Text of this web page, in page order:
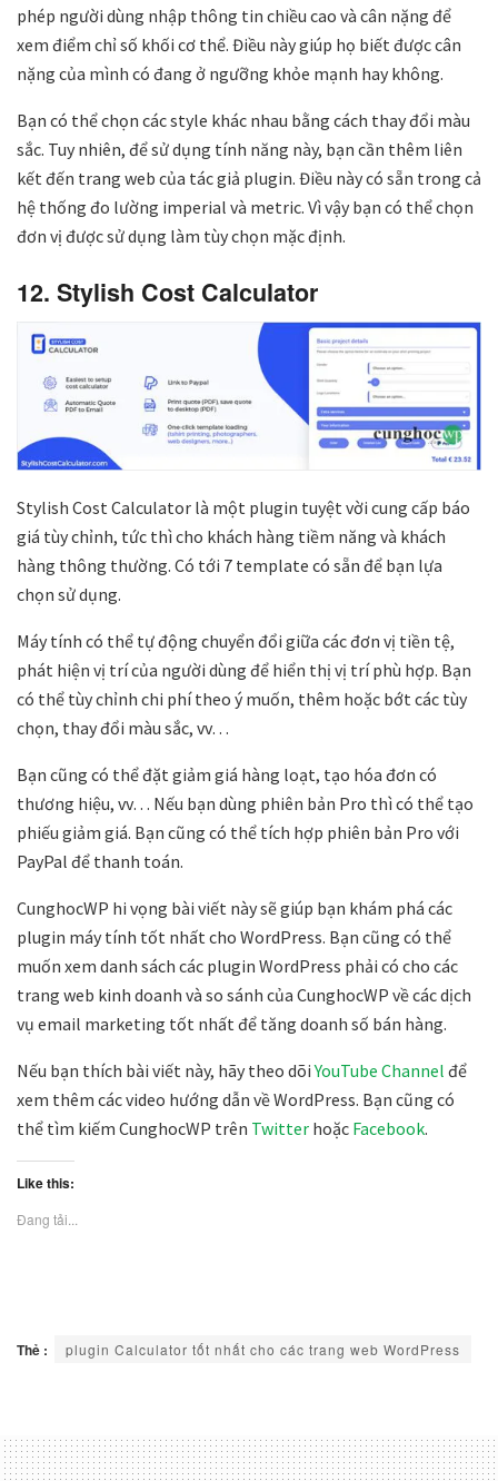
phép người dùng nhập thông tin chiều cao và cân nặng để
xem điểm chỉ số khối cơ thể. Điều này giúp họ biết được cân
nặng của mình có đang ở ngưỡng khỏe mạnh hay không.
Bạn có thể chọn các style khác nhau bằng cách thay đổi màu
sắc. Tuy nhiên, để sử dụng tính năng này, bạn cần thêm liên
kết đến trang web của tác giả plugin. Điều này có sẵn trong cả
hệ thống đo lường imperial và metric. Vì vậy bạn có thể chọn
đơn vị được sử dụng làm tùy chọn mặc định.
12. Stylish Cost Calculator
Stylish Cost Calculator là một plugin tuyệt vời cung cấp báo
giá tùy chỉnh, tức thì cho khách hàng tiềm năng và khách
hàng thông thường. Có tới 7 template có sẵn để bạn lựa
chọn sử dụng.
Máy tính có thể tự động chuyển đổi giữa các đơn vị tiền tệ,
phát hiện vị trí của người dùng để hiển thị vị trí phù hợp. Bạn
có thể tùy chỉnh chi phí theo ý muốn, thêm hoặc bớt các tùy
chọn, thay đổi màu sắc, vv…
Bạn cũng có thể đặt giảm giá hàng loạt, tạo hóa đơn có
thương hiệu, vv… Nếu bạn dùng phiên bản Pro thì có thể tạo
phiếu giảm giá. Bạn cũng có thể tích hợp phiên bản Pro với
PayPal để thanh toán.
CunghocWP hi vọng bài viết này sẽ giúp bạn khám phá các
plugin máy tính tốt nhất cho WordPress. Bạn cũng có thể
muốn xem danh sách các plugin WordPress phải có cho các
trang web kinh doanh và so sánh của CunghocWP về các dịch
vụ email marketing tốt nhất để tăng doanh số bán hàng.
Nếu bạn thích bài viết này, hãy theo dõiYouTube Channel để
xem thêm các video hướng dẫn về WordPress. Bạn cũng có
thể tìm kiếm CunghocWP trên Twitter hoặc Facebook.
Like this:
Đang tải...
Thẻ : plugin Calculator tốt nhất cho các trang web WordPress